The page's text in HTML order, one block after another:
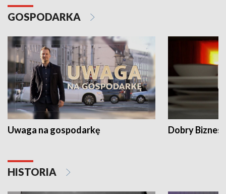
GOSPODARKA
Uwaga na gospodarkę Dobry Biznes
HISTORIA